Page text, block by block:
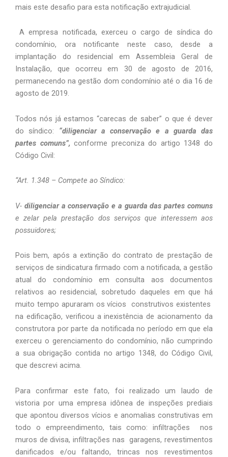
mais este desafio para esta notificação extrajudicial.
A empresa notificada, exerceu o cargo de síndica do
condomínio, ora notificante neste caso, desde a
implantação do residencial em Assembleia Geral de
Instalação, que ocorreu em 30 de agosto de 2016,
permanecendo na gestão dom condomínio até o dia 16 de
agosto de 2019.
Todos nós já estamos “carecas de saber” o que é dever
do síndico: “diligenciar a conservação e a guarda das
partes comuns”, conforme preconiza do artigo 1348 do
Código Civil:
“Art. 1.348 – Compete ao Síndico:
V- diligenciar a conservação e a guarda das partes comuns
e zelar pela prestação dos serviços que interessem aos
possuidores;
Pois bem, após a extinção do contrato de prestação de
serviços de sindicatura firmado com a notificada, a gestão
atual do condomínio em consulta aos documentos
relativos ao residencial, sobretudo daqueles em que há
muito tempo apuraram os vícios  construtivos existentes
na edificação, verificou a inexistência de acionamento da
construtora por parte da notificada no período em que ela
exerceu o gerenciamento do condomínio, não cumprindo
a sua obrigação contida no artigo 1348, do Código Civil,
que descrevi acima.
Para confirmar este fato, foi realizado um laudo de
vistoria por uma empresa idônea de inspeções prediais
que apontou diversos vícios e anomalias construtivas em
todo o empreendimento, tais como: infiltrações  nos
muros de divisa, infiltrações nas  garagens, revestimentos
danificados e/ou faltando, trincas nos revestimentos